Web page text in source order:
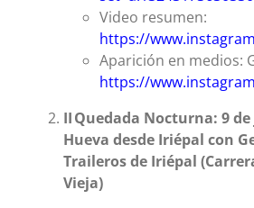
Video resumen:
https://
Aparición en medios:
https://
‌IIQuedada Nocturna: 9
Hueva desde Iriépal con
Traileros de Iriépal
Vieja)